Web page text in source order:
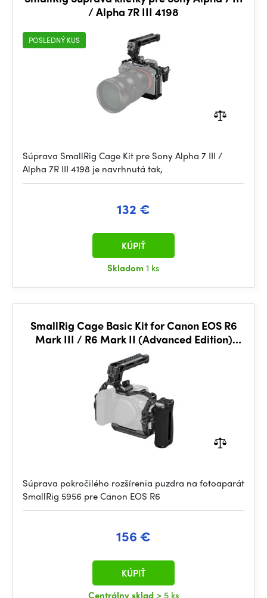
/ Alpha 7R III 4198
POSLEDNÝ KUS
Súprava SmallRig Cage Kit pre Sony Alpha 7 III /
Alpha 7R III 4198 je navrhnutá tak,
132 €
Skladom1 ks
KÚPIŤ
SmallRig Cage Basic Kit for Canon EOS R6
Mark III / R6 Mark II (Advanced Edition)
5956
Súprava pokročilého rozšírenia puzdra na fotoaparát
SmallRig 5956 pre Canon EOS R6
156 €
Centrálny sklad > 5 ks
KÚPIŤ